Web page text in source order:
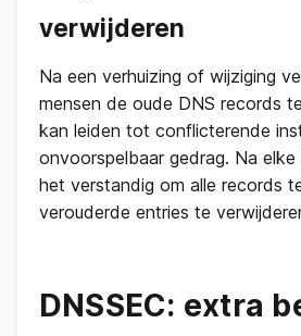
verwijderen
Na een verhuizing of wijziging
mensen de oude DNS records
kan leiden tot conflicterende
onvoorspelbaar gedrag. Na elke
het verstandig om alle records
verouderde entries te
DNSSEC: extra